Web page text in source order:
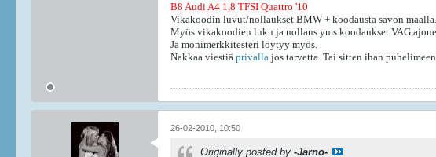
B8 Audi A4 1,8 TFSI Quattro '10
Vikakoodin luvut/nollaukset BMW + koodausta savon maalla.
Myös vikakoodien luku ja nollaus yms koodaukset VAG
Ja monimerkkitesteri löytyy myös.
Nakkaa viestiä privalla jos tarvetta. Tai sitten ihan
26-02-2010, 10:50
Originally posted by -Jarno-